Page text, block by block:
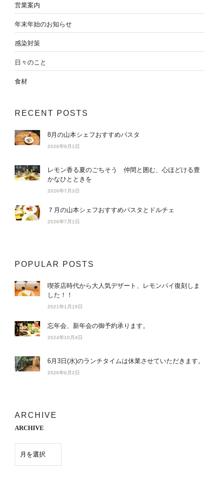
営業案内
年末年始のお知らせ
感染対策
日々のこと
食材
RECENT POSTS
8月の山本シェフおすすめパスタ
2026年8月1日
レモン香る夏のごちそう 仲間と囲む、心ほどける豊
かなひとときを
2026年7月3日
７月の山本シェフおすすめパスタとドルチェ
2026年7月1日
POPULAR POSTS
喫茶店時代から大人気デザート、レモンパイ復刻しま
した！！
2021年1月19日
忘年会、新年会の御予約承ります。
2024年10月4日
6月3日(水)のランチタイムは休業させていただきます。
2026年6月2日
ARCHIVE
ARCHIVE